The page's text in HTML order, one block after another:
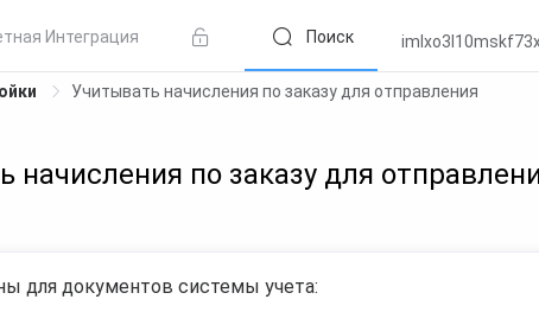
Интеграция Поиск
Учитывать начисления по заказу для отправления
начисления по заказу для
для документов системы учета: